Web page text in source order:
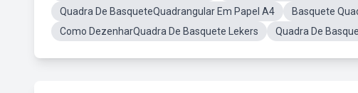
Quadra De BasqueteQuadrangular Em Papel A4
Basquete
Como DezenharQuadra De Basquete Lekers
Quadra De